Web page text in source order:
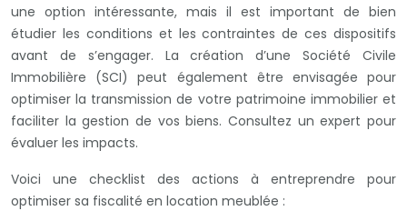
une option intéressante, mais il est important de bien
étudier les conditions et les contraintes de ces dispositifs
avant de s’engager. La création d’une Société Civile
Immobilière (SCI) peut également être envisagée pour
optimiser la transmission de votre patrimoine immobilier et
faciliter la gestion de vos biens. Consultez un expert pour
évaluer les impacts.
Voici une checklist des actions à entreprendre pour
optimiser sa fiscalité en location meublée :